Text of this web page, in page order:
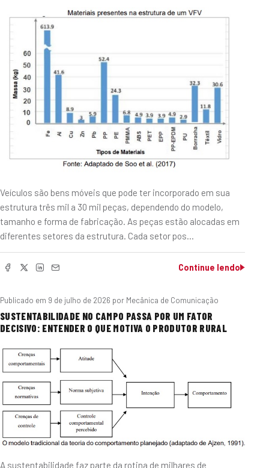
Veículos são bens móveis que pode ter incorporado em sua
estrutura três mil a 30 mil peças, dependendo do modelo,
tamanho e forma de fabricação. As peças estão alocadas em
diferentes setores da estrutura. Cada setor pos…
Continue lendo
Publicado em 9 de julho de 2026 por Mecânica de Comunicação
SUSTENTABILIDADE NO CAMPO PASSA POR UM FATOR
DECISIVO: ENTENDER O QUE MOTIVA O PRODUTOR RURAL
A sustentabilidade faz parte da rotina de milhares de